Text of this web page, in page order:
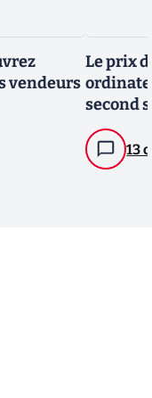
vendeurs
Le prix
second
13